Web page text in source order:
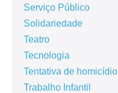
Serviço Público
Solidariedade
Teatro
Tecnologia
Tentativa de homicídio
Trabalho Infantil